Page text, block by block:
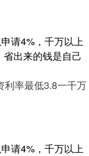
请4%，千万以上
出来的钱是自己
利率最低3.8一千万
请4%，千万以上